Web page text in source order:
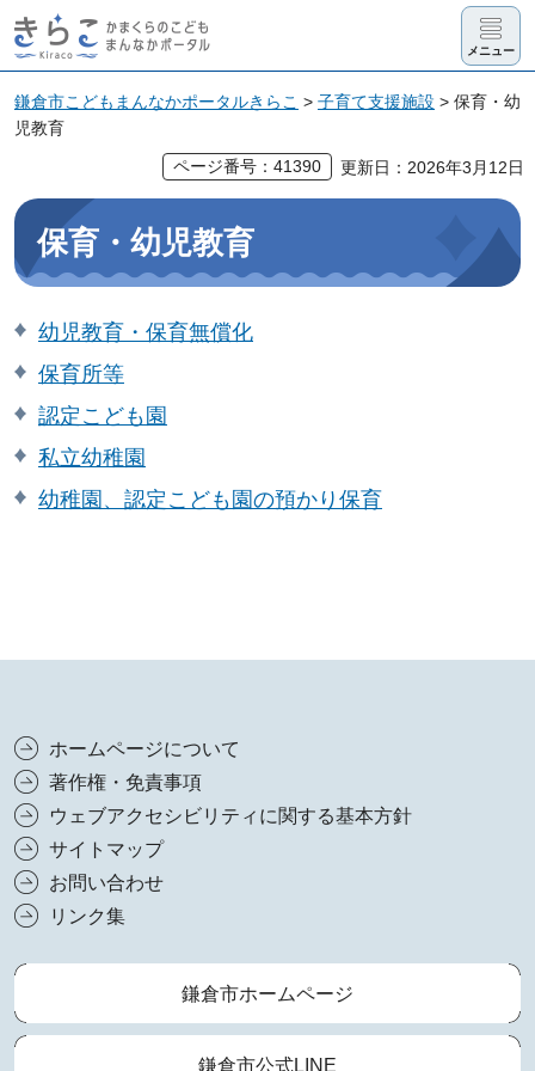
きらこ かま
くらのこど
も まんなか
ポータル
メニュー
鎌倉市こどもまんなかポータルきらこ > 子育て支援施設 > 保育・幼
児教育
ページ番号：41390
更新日：2026年3月12日
保育・幼児教育
幼児教育・保育無償化
保育所等
認定こども園
私立幼稚園
幼稚園、認定こども園の預かり保育
ホームページについて
著作権・免責事項
ウェブアクセシビリティに関する基本方針
サイトマップ
お問い合わせ
リンク集
鎌倉市ホームページ
鎌倉市公式LINE